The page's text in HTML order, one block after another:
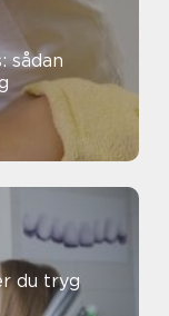
sådan